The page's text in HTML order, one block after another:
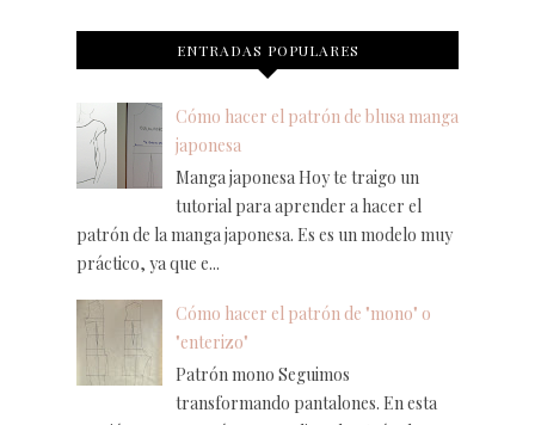
ENTRADAS POPULARES
Cómo hacer el patrón de blusa manga
japonesa
Manga japonesa Hoy te traigo un
tutorial para aprender a hacer el
patrón de la manga japonesa. Es es un modelo muy
práctico, ya que e...
Cómo hacer el patrón de "mono" o
"enterizo"
Patrón mono Seguimos
transformando pantalones. En esta